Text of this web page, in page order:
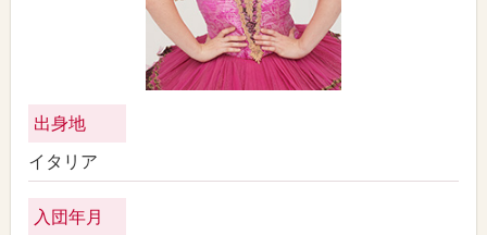
出身地
イタリア
入団年月